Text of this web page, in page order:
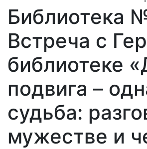
Библиотека
Встреча с
библиотеке
подвига –
судьба:
мужестве и